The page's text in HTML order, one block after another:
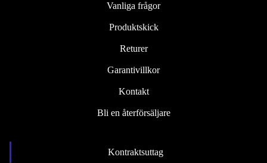
Vanliga frågor
Produktskick
Returer
Garantivillkor
Kontakt
Bli en återförsäljare
Kontraktsuttag